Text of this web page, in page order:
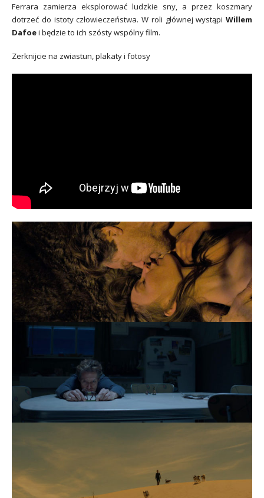
Ferrara zamierza eksplorować ludzkie sny, a przez koszmary
dotrzeć do istoty człowieczeństwa. W roli głównej wystąpi Willem
Dafoei będzie to ich szósty wspólny film.
Zerknijcie na zwiastun, plakaty i fotosy